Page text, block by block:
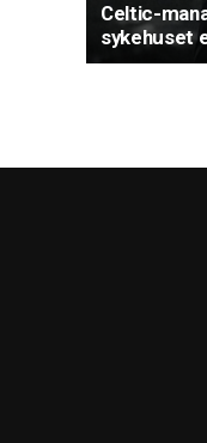
Celtic-
sykehuset